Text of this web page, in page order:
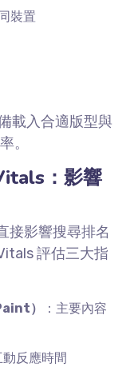
裝置
載入合適版型與
。
：影響
接影響搜尋排名
評估三大指
）
：主要內容
動反應時間